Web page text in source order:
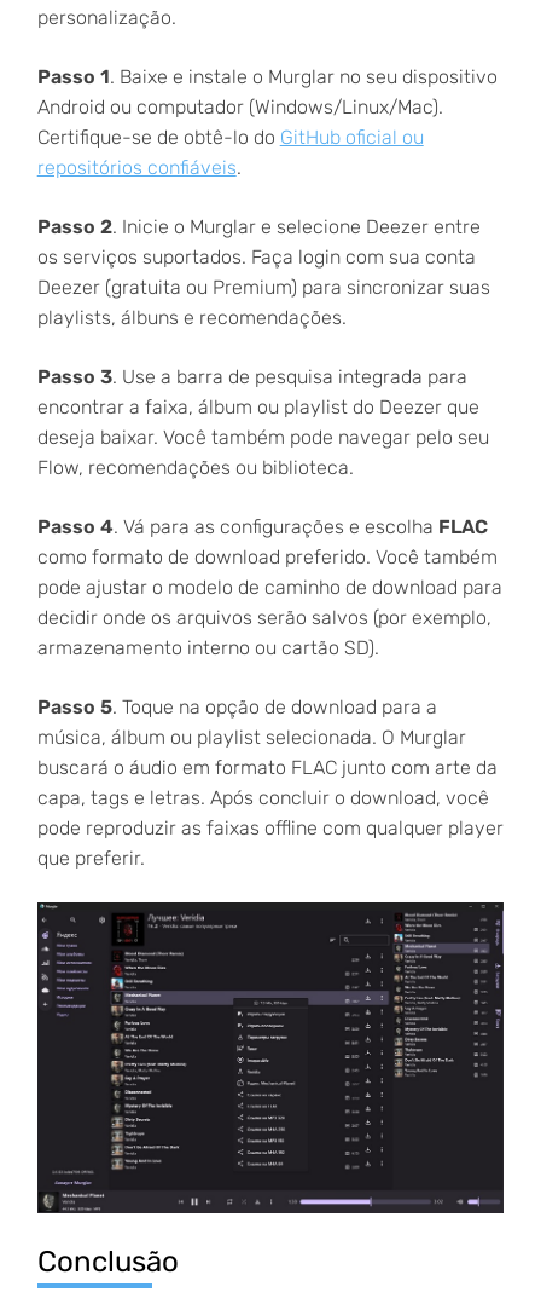
personalização.
Passo 1. Baixe e instale o Murglar no seu dispositivo
Android ou computador (Windows/Linux/Mac).
Certifique-se de obtê-lo do GitHub oficial ou
repositórios confiáveis.
Passo 2. Inicie o Murglar e selecione Deezer entre
os serviços suportados. Faça login com sua conta
Deezer (gratuita ou Premium) para sincronizar suas
playlists, álbuns e recomendações.
Passo 3. Use a barra de pesquisa integrada para
encontrar a faixa, álbum ou playlist do Deezer que
deseja baixar. Você também pode navegar pelo seu
Flow, recomendações ou biblioteca.
Passo 4. Vá para as configurações e escolha FLAC
como formato de download preferido. Você também
pode ajustar o modelo de caminho de download para
decidir onde os arquivos serão salvos (por exemplo,
armazenamento interno ou cartão SD).
Passo 5. Toque na opção de download para a
música, álbum ou playlist selecionada. O Murglar
buscará o áudio em formato FLAC junto com arte da
capa, tags e letras. Após concluir o download, você
pode reproduzir as faixas offline com qualquer player
que preferir.
Conclusão